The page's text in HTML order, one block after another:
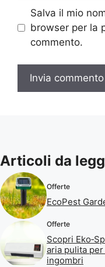
Salva il mio
browser per la
commento.
Articoli da
Offerte
EcoPest
Offerte
Scopri
aria pulita
ingombri